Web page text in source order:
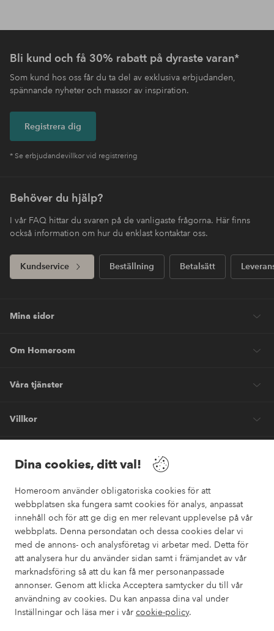
Dina cookies, ditt val!
Homeroom använder obligatoriska cookies för att
webbplatsen ska fungera samt cookies för analys, anpassat
innehåll och för att ge dig en mer relevant upplevelse på vår
webbplats. Denna persondatan och dessa cookies delar vi
med de annons- och analysföretag vi arbetar med. Detta för
att analysera hur du använder sidan samt i främjandet av vår
marknadsföring så att du kan få mer personanpassade
annonser. Genom att klicka Acceptera samtycker du till vår
användning av cookies. Du kan anpassa dina val under
Inställningar och läsa mer i vår cookie-policy.
Bli kund och få 30% rabatt på dyraste varan*
Som kund hos oss får du ta del av exklusiva erbjudanden,
spännande nyheter och massor av inspiration.
Registrera dig
* Se erbjudandevillkor vid registrering
Behöver du hjälp?
I vår FAQ hittar du svaren på de vanligaste frågorna. Här finns
också information om hur du enklast kontaktar oss.
Kundservice Beställning Betalsätt
Mina sidor
Om Homeroom
Våra tjänster
Villkor
Säkra betalningar
Vill du veta mer om våra betalalternativ ?
elpy